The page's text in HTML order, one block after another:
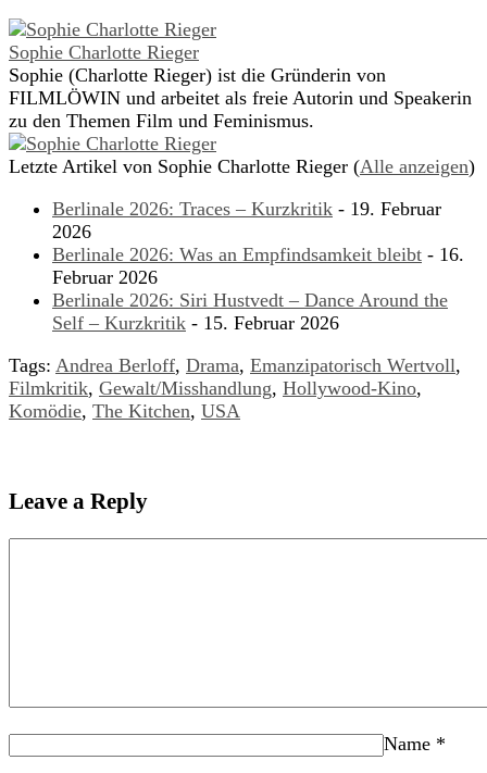
Sophie Charlotte Rieger
Sophie (Charlotte Rieger) ist die Gründerin von
FILMLÖWIN und arbeitet als freie Autorin und Speakerin
zu den Themen Film und Feminismus.
Letzte Artikel von Sophie Charlotte Rieger (Alle anzeigen)
Berlinale 2026: Traces – Kurzkritik - 19. Februar
2026
Berlinale 2026: Was an Empfindsamkeit bleibt - 16.
Februar 2026
Berlinale 2026: Siri Hustvedt – Dance Around the
Self – Kurzkritik - 15. Februar 2026
Tags: Andrea Berloff, Drama, Emanzipatorisch Wertvoll,
Filmkritik, Gewalt/Misshandlung, Hollywood-Kino,
Komödie, The Kitchen, USA
Leave a Reply
Name *